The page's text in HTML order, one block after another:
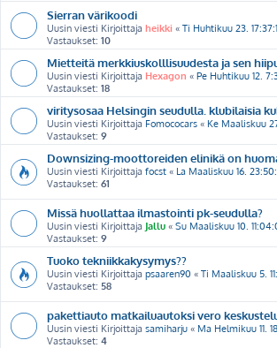
Sierran värikoodi
Uusin viesti Kirjoittaja heikki « Ti Huhtikuu 23.
Vastaukset: 10
Mietteitä merkkiuskolllisuudesta ja sen
Uusin viesti Kirjoittaja Hexagon « Pe Huhtikuu 12.
Vastaukset: 18
viritysosaa Helsingin seudulla. klubilaisia
Uusin viesti Kirjoittaja Fomococars « Ke Maaliskuu
Vastaukset: 9
Downsizing-moottoreiden elinikä on
Uusin viesti Kirjoittaja focst « La Maaliskuu 16.
Vastaukset: 61
Missä huollattaa ilmastointi pk-seudulla?
Uusin viesti Kirjoittaja Jallu « Su Maaliskuu 10.
Vastaukset: 9
Tuoko tekniikkakysymys??
Uusin viesti Kirjoittaja psaaren90 « Ti Maaliskuu 5.
Vastaukset: 58
pakettiauto matkailuautoksi vero
Uusin viesti Kirjoittaja samiharju « Ma Helmikuu 11.
Vastaukset: 4